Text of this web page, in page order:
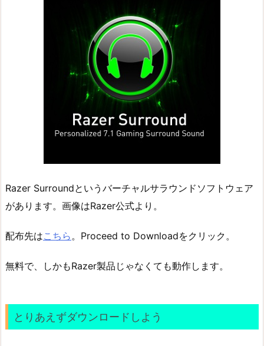
Razer Surroundというバーチャルサラウンドソフトウェア
があります。画像はRazer公式より。
配布先はこちら 。Proceed to Downloadをクリック。
無料で、しかもRazer製品じゃなくても動作します。
とりあえずダウンロードしよう